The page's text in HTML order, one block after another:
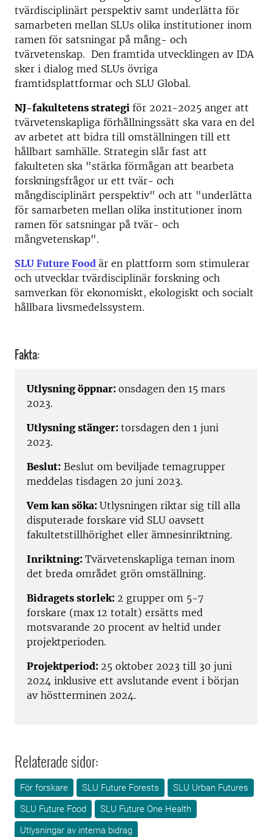
tvärdisciplinärt perspektiv samt underlätta för
samarbeten mellan SLUs olika institutioner inom
ramen för satsningar på mång- och
tvärvetenskap. Den framtida utvecklingen av IDA
sker i dialog med SLUs övriga
framtidsplattformar och SLU Global.
NJ-fakultetens strategi för 2021-2025 anger att
tvärvetenskapliga förhållningssätt ska vara en del
av arbetet att bidra till omställningen till ett
hållbart samhälle. Strategin slår fast att
fakulteten ska "stärka förmågan att bearbeta
forskningsfrågor ur ett tvär- och
mångdisciplinärt perspektiv" och att "underlätta
för samarbeten mellan olika institutioner inom
ramen för satsningar på tvär- och
mångvetenskap".
SLU Future Food är en plattform som stimulerar
och utvecklar tvärdisciplinär forskning och
samverkan för ekonomiskt, ekologiskt och socialt
hållbara livsmedelssystem.
Fakta:
Utlysning öppnar: onsdagen den 15 mars
2023.
Utlysning stänger: torsdagen den 1 juni
2023.
Beslut: Beslut om beviljade temagrupper
meddelas tisdagen 20 juni 2023.
Vem kan söka: Utlysningen riktar sig till alla
disputerade forskare vid SLU oavsett
fakultetstillhörighet eller ämnesinriktning.
Inriktning: Tvärvetenskapliga teman inom
det breda området grön omställning.
Bidragets storlek: 2 grupper om 5-7
forskare (max 12 totalt) ersätts med
motsvarande 20 procent av heltid under
projektperioden.
Projektperiod: 25 oktober 2023 till 30 juni
2024 inklusive ett avslutande event i början
av höstterminen 2024.
Relaterade sidor:
För forskare SLU Future Forests
SLU Urban Futures
SLU Future Food
SLU Future One Health
Utlysningar av interna bidrag